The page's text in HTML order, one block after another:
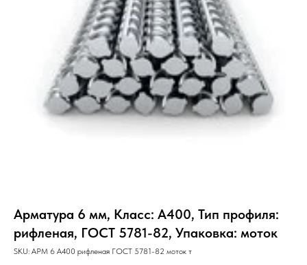
Арматура 6 мм, Класс: А400, Тип профиля:
рифленая, ГОСТ 5781-82, Упаковка: моток
SKU: АРМ 6 А400 рифленая ГОСТ 5781-82 моток т